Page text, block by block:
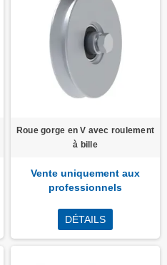
Roue gorge en V avec roulement
à bille
Vente uniquement aux
professionnels
DÉTAILS